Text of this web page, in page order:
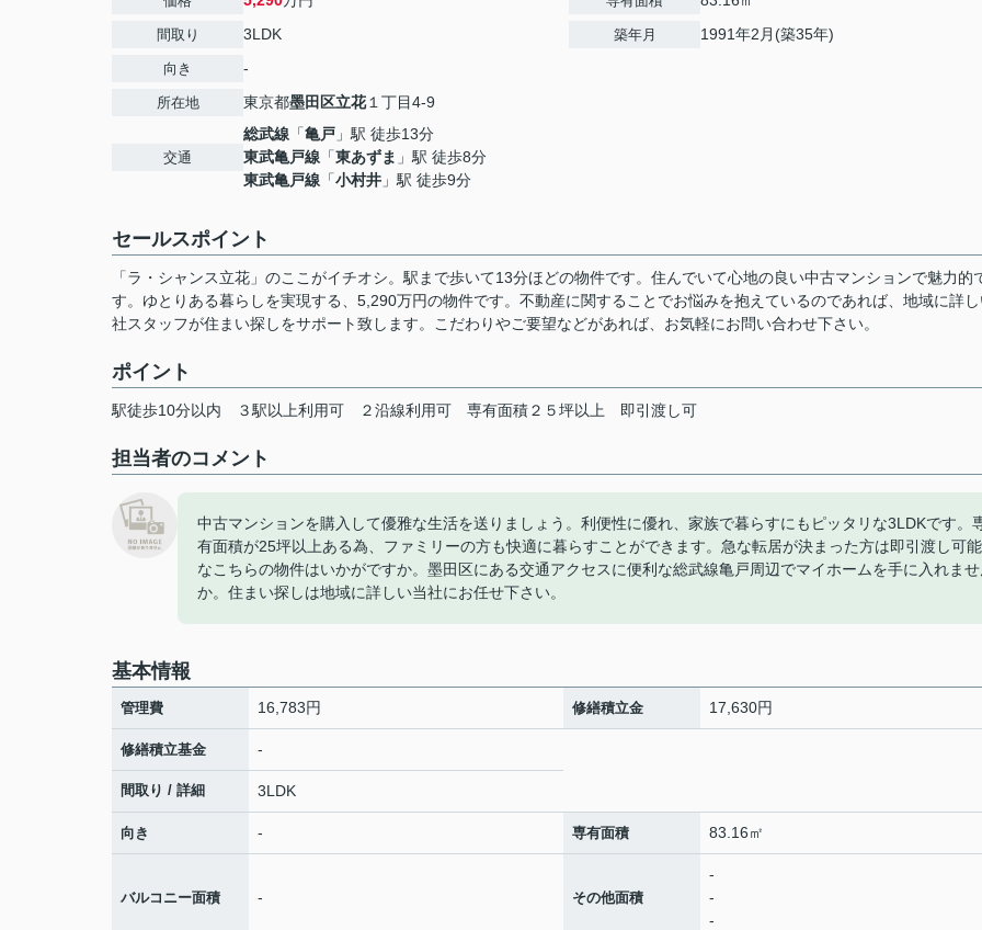
間取り 3LDK
向き -
所在地 東京都墨田区立花１丁目4-9
交通
総武線 「亀戸 」駅 徒歩13分
東武亀戸線 「東あずま 」駅 徒歩8分
東武亀戸線 「小村井 」駅 徒歩9分
築年月 1991年2月(築35年)
セールスポイント
「ラ・シャンス立花」のここがイチオシ。駅まで歩いて13分ほどの物件です。住んでいて心地の良い中古マンションで魅力的
す。ゆとりある暮らしを実現する、5,290万円の物件です。不動産に関することでお悩みを抱えているのであれば、地域に詳
社スタッフが住まい探しをサポート致します。こだわりやご要望などがあれば、お気軽にお問い合わせ下さい。
ポイント
駅徒歩10分以内 ３駅以上利用可 ２沿線利用可 専有面積２５坪以上 即引渡し可
担当者のコメント
中古マンションを購入して優雅な生活を送りましょう。利便性に優れ、家族で暮らすにもピッタリな3LDKです。
有面積が25坪以上ある為、ファミリーの方も快適に暮らすことができます。急な転居が決まった方は即引渡し可能
なこちらの物件はいかがですか。墨田区にある交通アクセスに便利な総武線亀戸周辺でマイホームを手に入れま
か。住まい探しは地域に詳しい当社にお任せ下さい。
基本情報
管理費 16,783円 修繕積立金 17,630円
修繕積立基金 -
間取り / 詳細 3LDK
向き - 専有面積 83.16㎡
バルコニー面積 - その他面積
-
-
-